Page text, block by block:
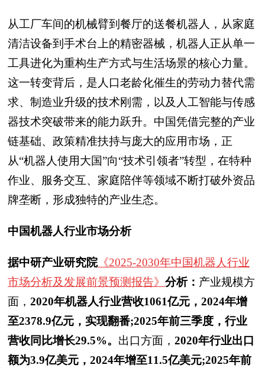
从工厂车间的机械臂到餐厅的送餐机器人，从家庭
清洁设备到手术台上的精密器械，机器人正从单一
工具进化为重构生产方式与生活场景的核心力量。
这一转变背后，是人口老龄化催生的劳动力替代需
求、制造业升级的技术刚需，以及人工智能与传感
器技术突破带来的能力跃升。中国凭借完整的产业
链基础、政策精准扶持与庞大的应用市场，正
从“机器人使用大国”向“技术引领者”转型，在特种
作业、服务交互、家庭陪伴等领域不断打破外资品
牌垄断，形成独特的产业生态。
中国机器人行业市场分析
据中研产业研究院《2025-2030年中国机器人行业
市场分析及发展前景预测报告》 分析： 产业规模方
面， 2020年机器人行业营收1061亿元，2024年增
至2378.9亿元，实现翻番;2025年前三季度，行业
营收同比增长29.5%。 出口方面， 2020年行业出口
额为3.9亿美元，2024年增至11.5亿美元;2025年前